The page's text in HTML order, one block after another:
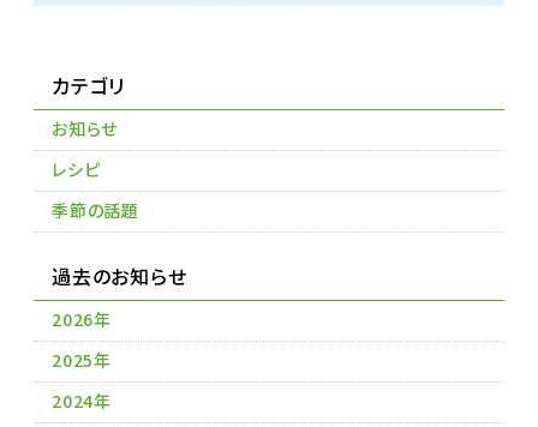
カテゴリ
お知らせ
レシピ
季節の話題
過去のお知らせ
2026年
2025年
2024年